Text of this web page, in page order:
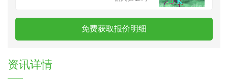
联系奥因
免费获取报价明细
资讯详情